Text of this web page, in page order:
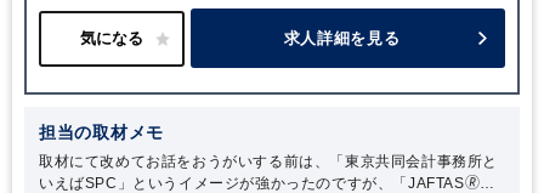
求人詳細を見る
担当の取材メモ
取材にて改めてお話をおうがいする前は、「東京共同会計事務所と
いえばSPC」というイメージが強かったのですが、「JAFTAS🄬」